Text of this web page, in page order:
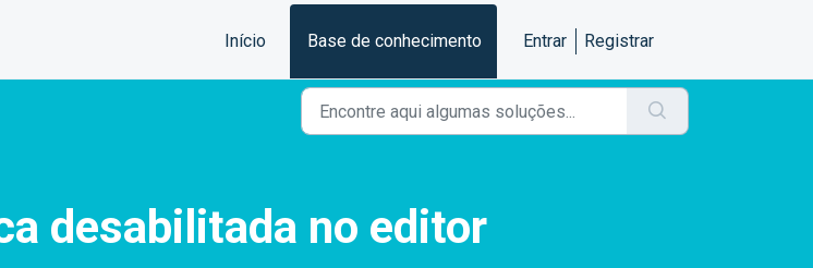
Início Base de conhecimento Entrar Registrar
desabilitada no editor